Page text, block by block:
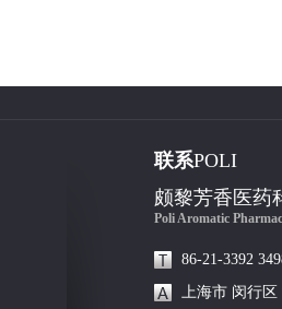
联系POLI
颇黎芳香医药
Poli Aromatic
86-21-3392
上海市 闵行区